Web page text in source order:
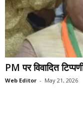
PM पर विवादित
Web Editor - May 21, 2026